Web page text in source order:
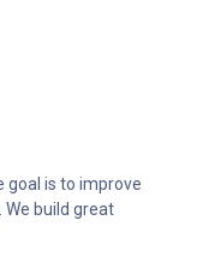
goal is to improve
build great